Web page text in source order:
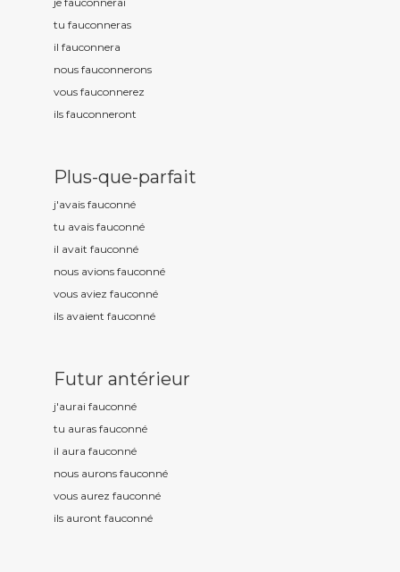
tu fauconneras
il fauconnera
nous fauconnerons
vous fauconnerez
ils fauconneront
Plus-que-parfait
j'avais fauconné
tu avais fauconné
il avait fauconné
nous avions fauconné
vous aviez fauconné
ils avaient fauconné
Futur antérieur
j'aurai fauconné
tu auras fauconné
il aura fauconné
nous aurons fauconné
vous aurez fauconné
ils auront fauconné